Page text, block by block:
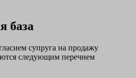
база
супруга на продажу
следующим перечнем